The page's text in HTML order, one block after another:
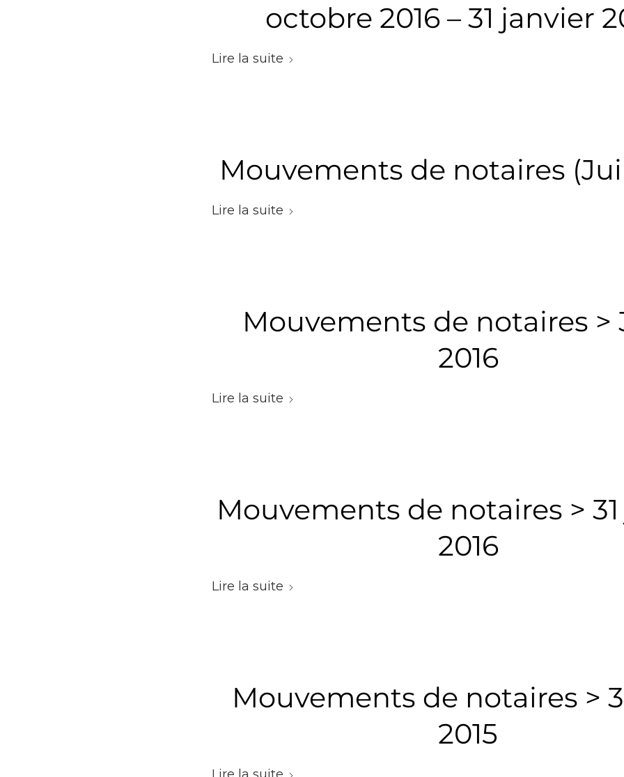
octobre 2016 – 31 janvier
Lire la suite
Mouvements de notaires
Lire la suite
Mouvements de notaires >
2016
Lire la suite
Mouvements de notaires >
2016
Lire la suite
Mouvements de notaires >
2015